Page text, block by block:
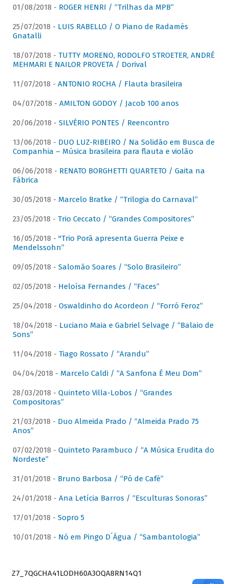
01/08/2018 - ROGER HENRI / “Trilhas da MPB”
25/07/2018 - LUIS RABELLO / O Piano de Radamés
Gnatalli
18/07/2018 - TUTTY MORENO, RODOLFO STROETER, ANDRÉ
MEHMARI E NAILOR PROVETA / Dorival
11/07/2018 - ANTONIO ROCHA / Flauta brasileira
04/07/2018 - AMILTON GODOY / Jacob 100 anos
20/06/2018 - SILVÉRIO PONTES / Reencontro
13/06/2018 - DUO LUZ-RIBEIRO / Na Solidão em Busca de
Companhia – Música brasileira para flauta e violão
06/06/2018 - RENATO BORGHETTI QUARTETO / Gaita na
Fábrica
30/05/2018 - Marcelo Bratke / “Trilogia do Carnaval”
23/05/2018 - Trio Ceccato / “Grandes Compositores”
16/05/2018 - "Trio Porã apresenta Guerra Peixe e
Mendelssohn”
09/05/2018 - Salomão Soares / “Solo Brasileiro”
02/05/2018 - Heloísa Fernandes / “Faces”
25/04/2018 - Oswaldinho do Acordeon / “Forró Feroz”
18/04/2018 - Luciano Maia e Gabriel Selvage / “Balaio de
Sons”
11/04/2018 - Tiago Rossato / “Arandu”
04/04/2018 - Marcelo Caldi / “A Sanfona É Meu Dom”
28/03/2018 - Quinteto Villa-Lobos / “Grandes
Compositoras”
21/03/2018 - Duo Almeida Prado / “Almeida Prado 75
Anos”
07/02/2018 - Quinteto Parambuco / “A Música Erudita do
Nordeste”
31/01/2018 - Bruno Barbosa / “Pó de Café”
24/01/2018 - Ana Letícia Barros / “Esculturas Sonoras”
17/01/2018 - Sopro 5
10/01/2018 - Nó em Pingo D´Água / “Sambantologia”
Z7_7QGCHA41LODH60A3OQA8RN14Q1